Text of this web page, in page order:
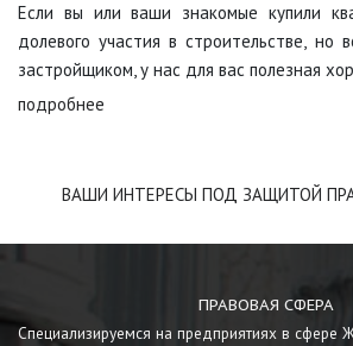
Если вы или ваши знакомые купили
долевого участия в строительстве, но
застройщиком, у нас для вас полезная
подробнее
ВАШИ ИНТЕРЕСЫ ПОД ЗАЩИТОЙ
ПРАВОВАЯ СФЕРА
Специализируемся на предприятиях в сфере